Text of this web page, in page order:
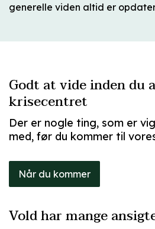
generelle viden altid er
Godt at vide inden du
krisecentret
Der er nogle ting, som er
med, før du kommer til
Når du kommer
Vold har mange